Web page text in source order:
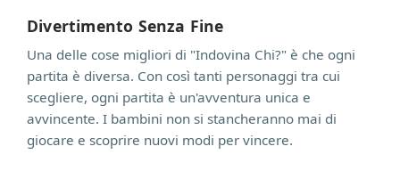
Divertimento Senza Fine
Una delle cose migliori di "Indovina Chi?" è che ogni
partita è diversa. Con così tanti personaggi tra cui
scegliere, ogni partita è un'avventura unica e
avvincente. I bambini non si stancheranno mai di
giocare e scoprire nuovi modi per vincere.